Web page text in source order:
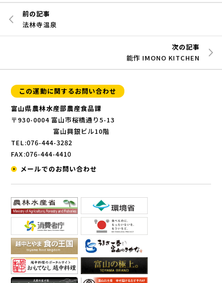
前の記事
法林寺温泉
次の記事
能作 IMONO KITCHEN
この運動に関するお問い合わせ
富山県農林水産部農産食品課
〒930-0004 富山市桜橋通り5-13
富山興銀ビル10階
TEL:076-444-3282
FAX:076-444-4410
メールでのお問い合わせ